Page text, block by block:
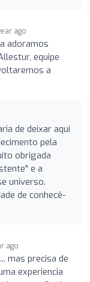
ago
adoramos
equipe
a
de deixar aqui
pela
obrigada
e a
universo.
de conhecê-
ago
mas precisa de
experiencia